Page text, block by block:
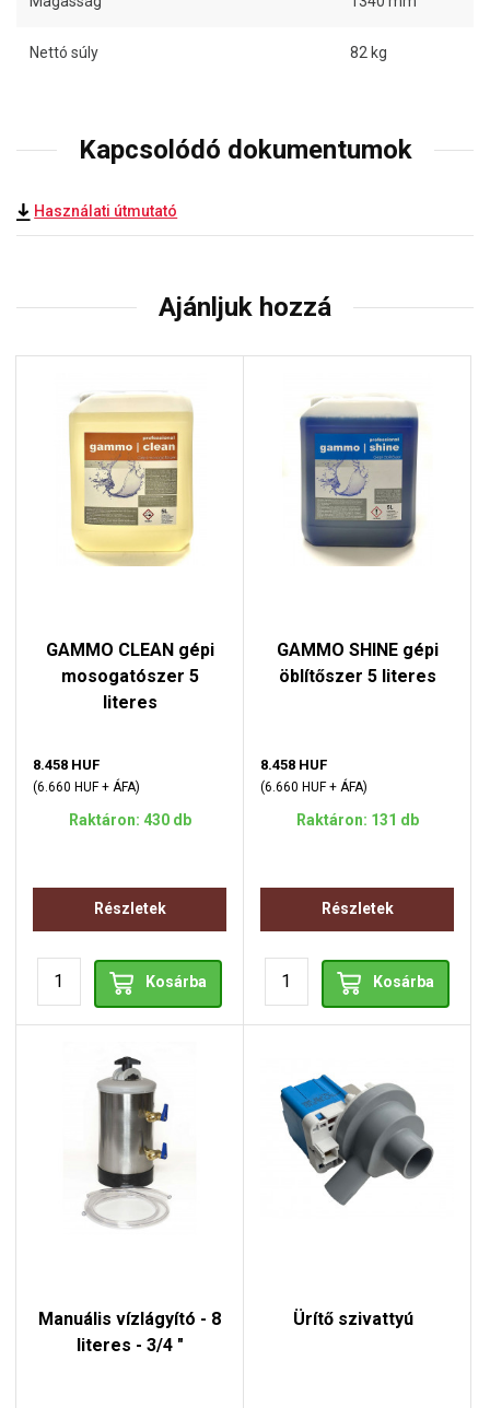
Nettó súly 82 kg
Kapcsolódó dokumentumok
Használati útmutató
Ajánljuk hozzá
GAMMO CLEAN gépi
mosogatószer 5
literes
8.458 HUF
(6.660 HUF + ÁFA)
Raktáron: 430 db
Részletek
Kosárba
GAMMO SHINE gépi
öblítőszer 5 literes
8.458 HUF
(6.660 HUF + ÁFA)
Raktáron: 131 db
Részletek
Kosárba
Manuális vízlágyító - 8
literes - 3/4 "
Ürítő szivattyú